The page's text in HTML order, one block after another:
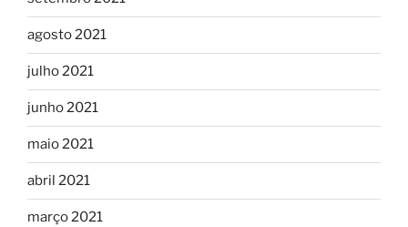
agosto 2021
julho 2021
junho 2021
maio 2021
abril 2021
março 2021